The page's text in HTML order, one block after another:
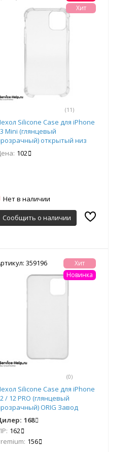
(11)
Хит
Silicone Case для iPhone
Mini (глянцевый
открытый низ
Завод
102
Нет в наличии
Сообщить о наличии
359196
(0)
Хит
Новинка
Silicone Case для iPhone
/ 12 PRO (глянцевый
ORIG Завод
168
162
156